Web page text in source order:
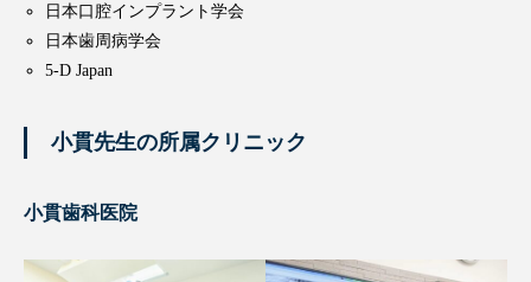
日本口腔インプラント学会
日本歯周病学会
5-D Japan
小貫先生の所属クリニック
小貫歯科医院